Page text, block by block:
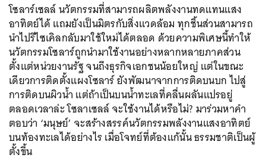
โซลาร์เซลล์ นวัตกรรมที่สามารถผลิตพลังงานทดแทนแสง
อาทิตย์ได้ แถมยังเป็นมิตรกับสิ่งแวดล้อม ทุกชิ้นส่วนสามารถ
นำไปรีไซเคิลกลับมาใช้ใหม่ได้ตลอด ด้วยความพิเศษนี้ทำให้
นวัตกรรมโซลาร์ถูกนำมาใช้งานอย่างหลากหลายภาคส่วน
ตั้งแต่หน่วยงานรัฐ จนถึงธุรกิจเอกชนน้อยใหญ่ แต่ในขณะ
เดียวการติดตั้งแผงโซลาร์ ยังพัฒนาจากการติดบนบก ไปสู่
การติดบนผิวน้ำ แต่ถ้าเป็นบนน้ำทะเลที่คลื่นผลันแปรอยู่
ตลอดเวลาล่ะ โซลาเซลล์ จะใช้งานได้หรือไม่? มาร่วมหาคำ
ตอบว่า ‘มนุษย์’ จะสร้างสรรค์นวัตกรรมพลังงานแสงอาทิตย์
บนท้องทะเลได้อย่างไร เมื่อโจทย์ที่ต้องแก้นั้น ธรรมชาติเป็นผู้
ตั้งขึ้น